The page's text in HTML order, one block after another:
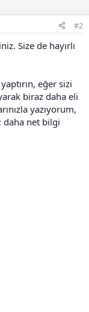
#2
Size de hayırlı
eğer sizi
biraz daha eli
yazıyorum,
daha net bilgi